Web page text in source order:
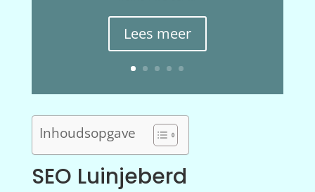
Lees meer
Inhoudsopgave
SEO Luinjeberd